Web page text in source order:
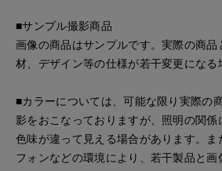
■サンプル撮影商品
画像の商品はサンプルです。実際の商
材、デザイン等の仕様が若干変更になる
■カラーについては、可能な限り実際の
影をおこなっておりますが、照明の関
色味が違って見える場合があります。ま
フォンなどの環境により、若干製品と